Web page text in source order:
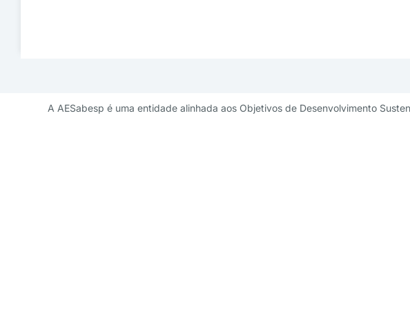
A AESabesp é uma entidade alinhada aos Objetivos de Desenvolvimento